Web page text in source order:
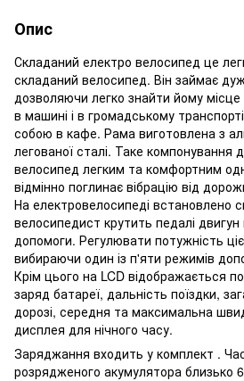
Опис
Складаний електро велосипед це
складаний велосипед. Він займає
дозволяючи легко знайти йому місце
в машині і в громадському
собою в кафе. Рама виготовлена ​​з
легованої сталі. Таке компонування
велосипед легким та комфортним
відмінно поглинає вібрацію від
На електровелосипеді встановлено
велосипедист крутить педалі
допомоги. Регулювати потужність
вибираючи один із п'яти режимів
Крім цього на LCD відображається
заряд батареї, дальність поїздки,
дорозі, середня та максимальна
дисплея для нічного часу.
Заряджання входить у комплект .
розрядженого акумулятора близько